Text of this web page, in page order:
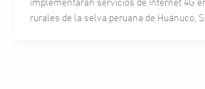
implementarán servicios de internet 4G
rurales de la selva peruana de Huánuco,